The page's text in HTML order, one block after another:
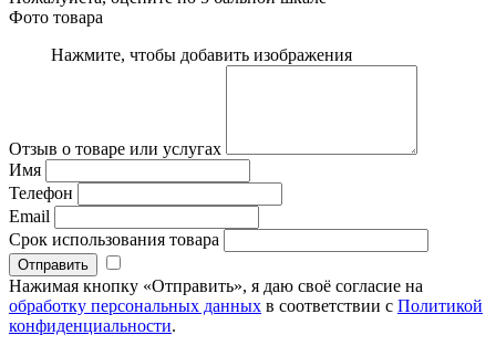
Фото товара
Нажмите, чтобы добавить изображения
Отзыв о товаре или услугах
Имя
Телефон
Email
Срок использования товара
Нажимая кнопку «Отправить», я даю своё согласие на
обработку персональных данных в соответствии с Политикой
конфиденциальности.